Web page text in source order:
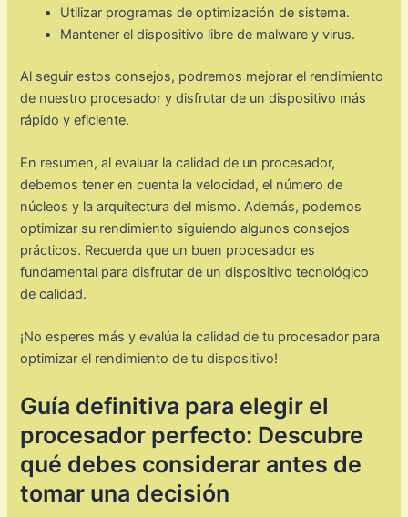
Utilizar programas de optimización de sistema.
Mantener el dispositivo libre de malware y virus.
Al seguir estos consejos, podremos mejorar el rendimiento
de nuestro procesador y disfrutar de un dispositivo más
rápido y eficiente.
En resumen, al evaluar la calidad de un procesador,
debemos tener en cuenta la velocidad, el número de
núcleos y la arquitectura del mismo. Además, podemos
optimizar su rendimiento siguiendo algunos consejos
prácticos. Recuerda que un buen procesador es
fundamental para disfrutar de un dispositivo tecnológico
de calidad.
¡No esperes más y evalúa la calidad de tu procesador para
optimizar el rendimiento de tu dispositivo!
Guía definitiva para elegir el
procesador perfecto: Descubre
qué debes considerar antes de
tomar una decisión